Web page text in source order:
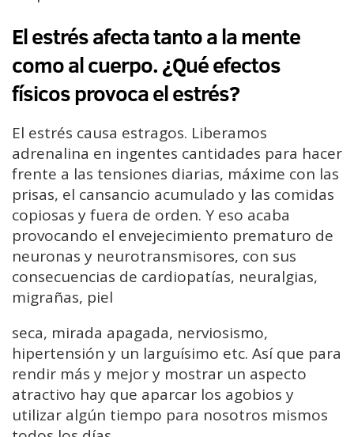
El estrés afecta tanto a la mente
como al cuerpo. ¿Qué efectos
físicos provoca el estrés?
El estrés causa estragos. Liberamos
adrenalina en ingentes cantidades para hacer
frente a las tensiones diarias, máxime con las
prisas, el cansancio acumulado y las comidas
copiosas y fuera de orden. Y eso acaba
provocando el envejecimiento prematuro de
neuronas y neurotransmisores, con sus
consecuencias de cardiopatías, neuralgias,
migrañas, piel
seca, mirada apagada, nerviosismo,
hipertensión y un larguísimo etc. Así que para
rendir más y mejor y mostrar un aspecto
atractivo hay que aparcar los agobios y
utilizar algún tiempo para nosotros mismos